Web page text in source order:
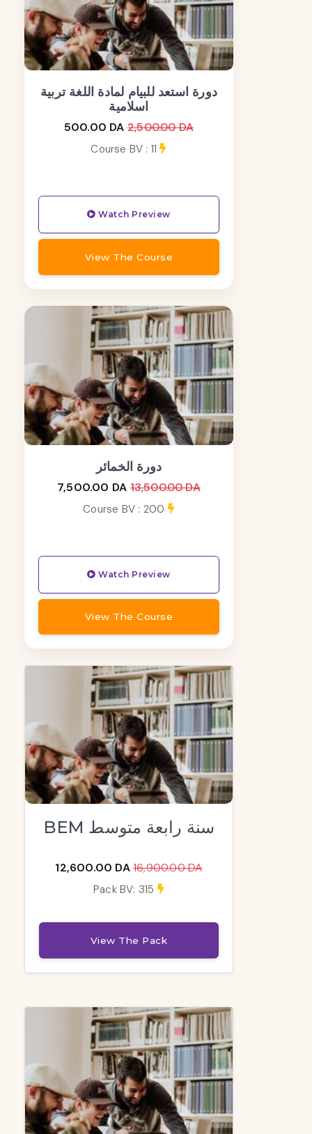
دورة استعد للبيام لمادة اللغة تربية
اسلامية
500.00 DA 2,500.00 DA
Course BV : 11
Watch Preview
View The Course
دورة الخمائر
7,500.00 DA 13,500.00 DA
Course BV : 200
Watch Preview
View The Course
BEM سنة رابعة متوسط
12,600.00 DA 16,900.00 DA
Pack BV: 315
View The Pack